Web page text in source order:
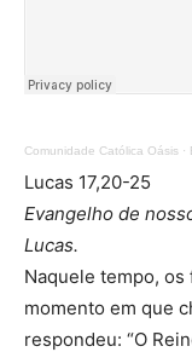
Comunidade Católica Oásis ·
Lucas 17,20-25
Evangelho de
Lucas.
Naquele tempo,
momento em que
respondeu: “O